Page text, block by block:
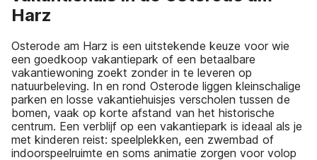
Harz
Osterode am Harz is een uitstekende keuze voor wie
een goedkoop vakantiepark of een betaalbare
vakantiewoning zoekt zonder in te leveren op
natuurbeleving. In en rond Osterode liggen kleinschalige
parken en losse vakantiehuisjes verscholen tussen de
bomen, vaak op korte afstand van het historische
centrum. Een verblijf op een vakantiepark is ideaal als je
met kinderen reist: speelplekken, een zwembad of
indoorspeelruimte en soms animatie zorgen voor volop